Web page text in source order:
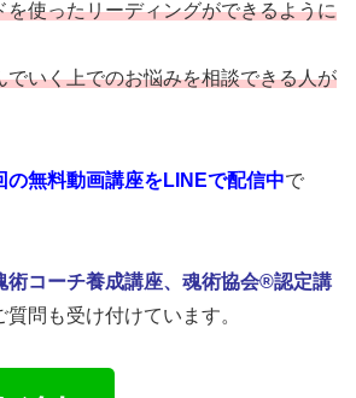
使ったリーディングができるように
いく上でのお悩みを相談できる人が
の無料動画講座をLINEで配信中で
術コーチ養成講座、魂術協会®認定講
質問も受け付けています。